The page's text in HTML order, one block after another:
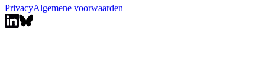
PrivacyAlgemene voorwaarden